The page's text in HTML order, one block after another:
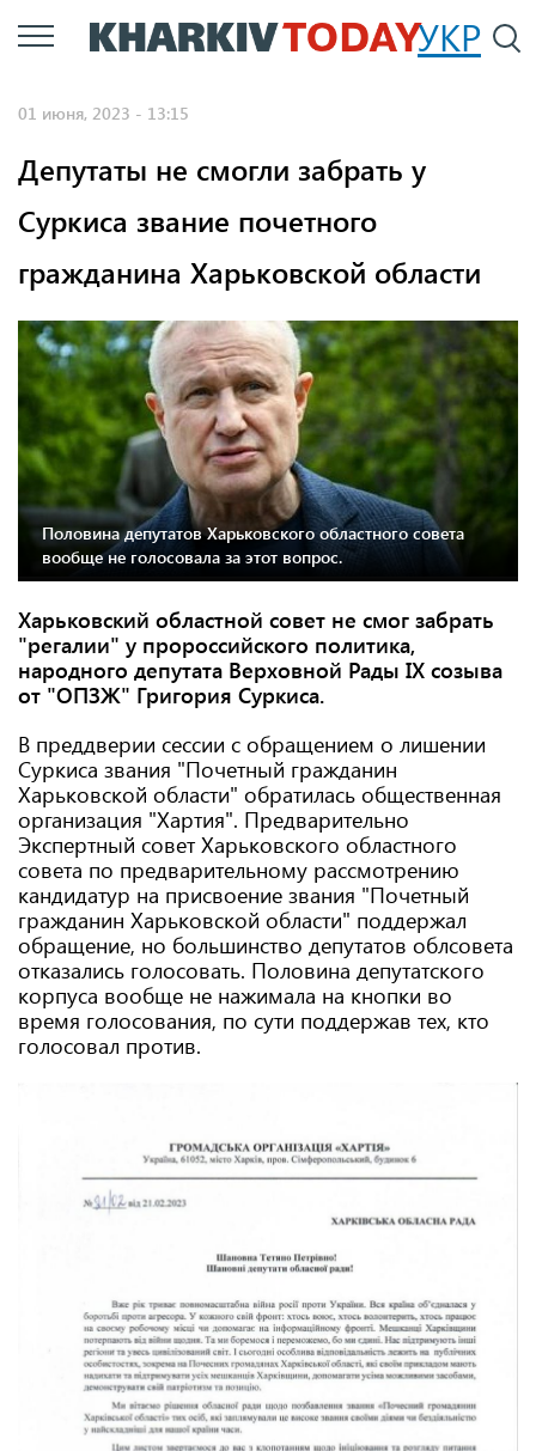
Перейти
к
УКР
01 июня, 2023 - 13:15
Депутаты не смогли забрать у
Суркиса звание почетного
гражданина Харьковской области
Половина депутатов Харьковского областного совета
вообще не голосовала за этот вопрос.
Харьковский областной совет не смог забрать
"регалии" у пророссийского политика,
народного депутата Верховной Рады IX созыва
от "ОПЗЖ" Григория Суркиса.
В преддверии сессии с обращением о лишении
Суркиса звания "Почетный гражданин
Харьковской области" обратилась общественная
организация "Хартия". Предварительно
Экспертный совет Харьковского областного
совета по предварительному рассмотрению
кандидатур на присвоение звания "Почетный
гражданин Харьковской области" поддержал
обращение, но большинство депутатов облсовета
отказались голосовать. Половина депутатского
корпуса вообще не нажимала на кнопки во
время голосования, по сути поддержав тех, кто
голосовал против.